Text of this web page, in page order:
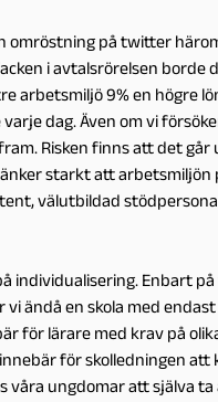
omröstning på twitter
i avtalsrörelsen borde
arbetsmiljö 9% en högre
dag. Även om vi
Risken finns att det
starkt att arbetsmiljön
välutbildad
individualisering. Enbart på
ändå en skola med endast
för lärare med krav på
för skolledningen att
våra ungdomar att själva ta